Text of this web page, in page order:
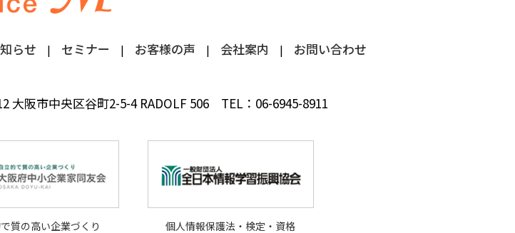
らせ セミナー お客様の声 会社案内 お問い合わせ
大阪市中央区谷町2-5-4 RADOLF 506 TEL： 06-6945-8911
質の高い企業づくり 個人情報保護法・検定・資格